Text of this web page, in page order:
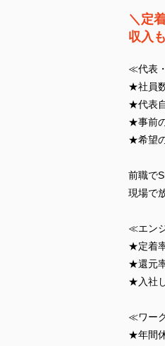
＼定
収入
≪代表
★社員
★代表
★事前
★希望
前職で
現場で
≪エン
★定着
★還元
★入社
≪ワー
★年間